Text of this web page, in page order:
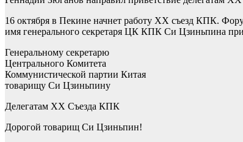
16 октября в Пекине начнет работу ХХ съезд КПК.
имя генерального секретаря ЦК КПК Си Цзиньпина
Генеральному секретарю
Центрального Комитета
Коммунистической партии Китая
товарищу Си Цзиньпину
Делегатам ХХ Съезда КПК
Дорогой товарищ Си Цзиньпин!